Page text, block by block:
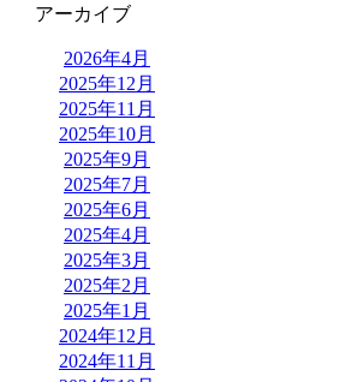
アーカイブ
2026年4月
2025年12月
2025年11月
2025年10月
2025年9月
2025年7月
2025年6月
2025年4月
2025年3月
2025年2月
2025年1月
2024年12月
2024年11月